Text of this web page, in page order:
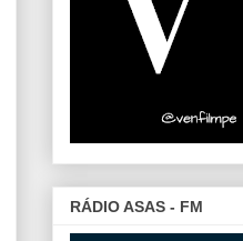
RÁDIO ASAS - FM